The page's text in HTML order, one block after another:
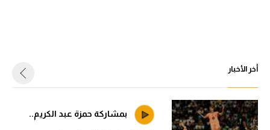
أخر الأخبار
بمشاركة حمزة عبد الكريم..